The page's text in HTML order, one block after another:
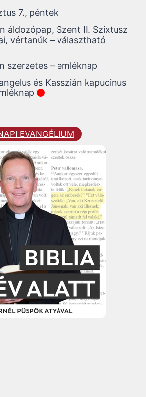
7., péntek
áldozópap, Szent II. Szixtusz
vértanúk – választható
szerzetes – emléknap
és Kasszián kapucinus
EVANGÉLIUM